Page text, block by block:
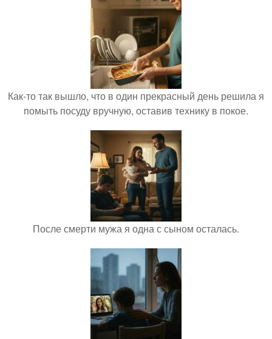
Как-то так вышло, что в один прекрасный день решила я
помыть посуду вручную, оставив технику в покое.
После смерти мужа я одна с сыном осталась.